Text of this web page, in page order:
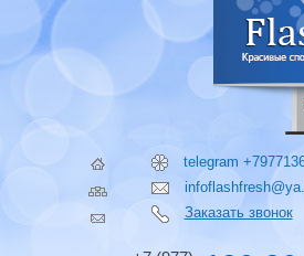
telegram
Заказать звонок